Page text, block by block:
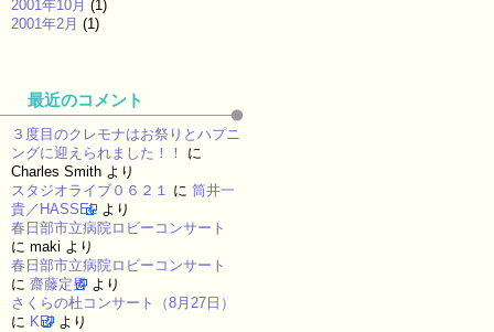
2001年10月 (1)
2001年2月 (1)
最近のコメント
３度目のクレモナはお祭りとハプニ
ングに迎えられました！！
に
Charles Smith より
スタジオライブ０６２１ に 筒井一
貴／HASSEL より
春日部市立病院ロビーコンサート
に maki より
春日部市立病院ロビーコンサート
に 齋藤定男 より
さくらの杜コンサート（8月27日）
に KEI より